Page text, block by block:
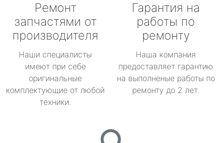
Ремонт
запчастями от
производителя
Наши специалисты
имеют при себе
оригинальные
комплектующие от любой
техники.
Гарантия на
работы по
ремонту
Наша компания
предоставляет гарантию
на выполненые работы по
ремонту до 2 лет.